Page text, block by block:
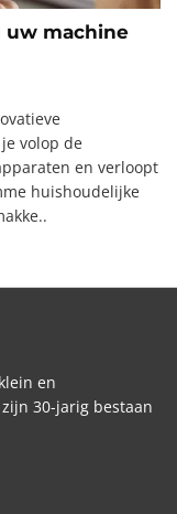
uw machine
volop de
en verloopt
huishoudelijke
en
30-jarig bestaan